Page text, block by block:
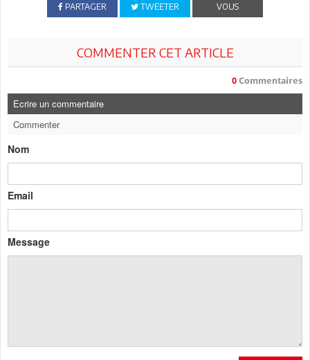
PARTAGER TWEETER
VOUS
COMMENTER CET ARTICLE
0 Commentaires
Ecrire un commentaire
Commenter
Nom
Email
Message